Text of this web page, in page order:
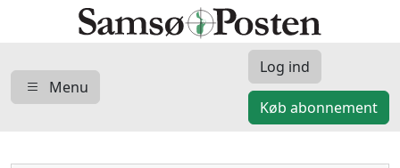
Menu
Log ind
Køb abonnement